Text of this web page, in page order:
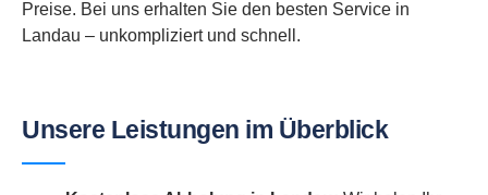
Preise. Bei uns erhalten Sie den besten Service in
Landau – unkompliziert und schnell.
Unsere Leistungen im Überblick